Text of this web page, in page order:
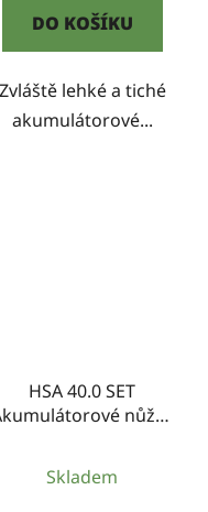
DO KOŠÍKU
Zvláště lehké a tiché
akumulátorové...
HSA 40.0 SET
nůžky
Skladem